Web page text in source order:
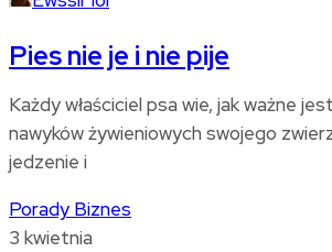
Pies nie je i nie pije
Każdy właściciel psa wie, jak ważne
nawyków żywieniowych swojego
jedzenie i
Porady Biznes
3 kwietnia